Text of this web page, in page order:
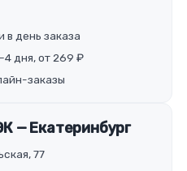
в день заказа
дня, от 269 ₽
заказы
— Екатеринбург
77